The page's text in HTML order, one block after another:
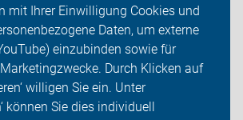
mit Ihrer Einwilligung Cookies und
Daten, um externe
einzubinden sowie für
Durch Klicken auf
willigen Sie ein. Unter
können Sie dies individuell